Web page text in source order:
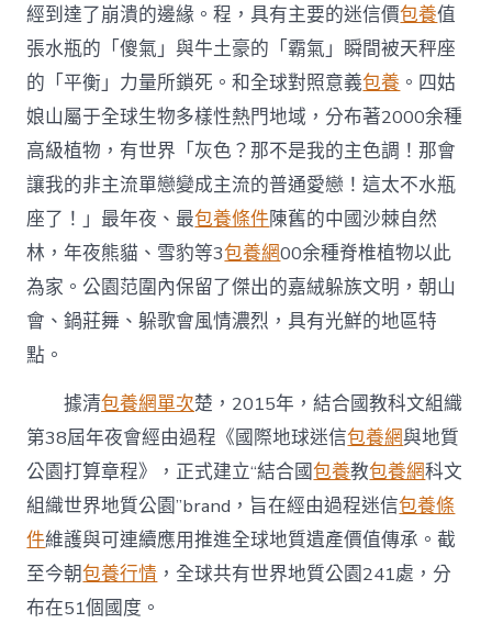
經到達了崩潰的邊緣。程，具有主要的迷信價包養值
張水瓶的「傻氣」與牛土豪的「霸氣」瞬間被天秤座
的「平衡」力量所鎖死。和全球對照意義包養 。四姑
娘山屬于全球生物多樣性熱門地域，分布著2000余種
高級植物，有世界「灰色？那不是我的主色調！那會
讓我的非主流單戀變成主流的普通愛戀！這太不水瓶
座了！」最年夜、最包養條件陳舊的中國沙棘自然
林，年夜熊貓、雪豹等3包養網00余種脊椎植物以此
為家。公園范圍內保留了傑出的嘉絨躲族文明，朝山
會、鍋莊舞、躲歌會風情濃烈，具有光鮮的地區特
點。
據清包養網單次楚，2015年，結合國教科文組織
第38屆年夜會經由過程《國際地球迷信包養網與地質
公園打算章程》，正式建立“結合國包養教包養網科文
組織世界地質公園”brand，旨在經由過程迷信包養條
件維護與可連續應用推進全球地質遺產價值傳承。截
至今朝包養行情 ，全球共有世界地質公園241處，分
布在51個國度。